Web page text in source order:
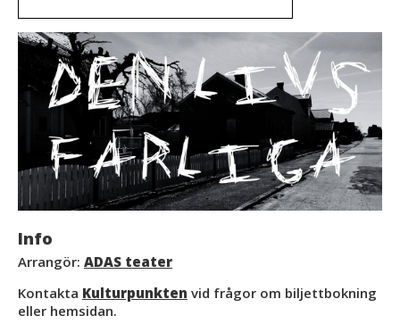
Info
Arrangör: ADAS teater
Kontakta Kulturpunkten vid frågor om biljettbokning
eller hemsidan.